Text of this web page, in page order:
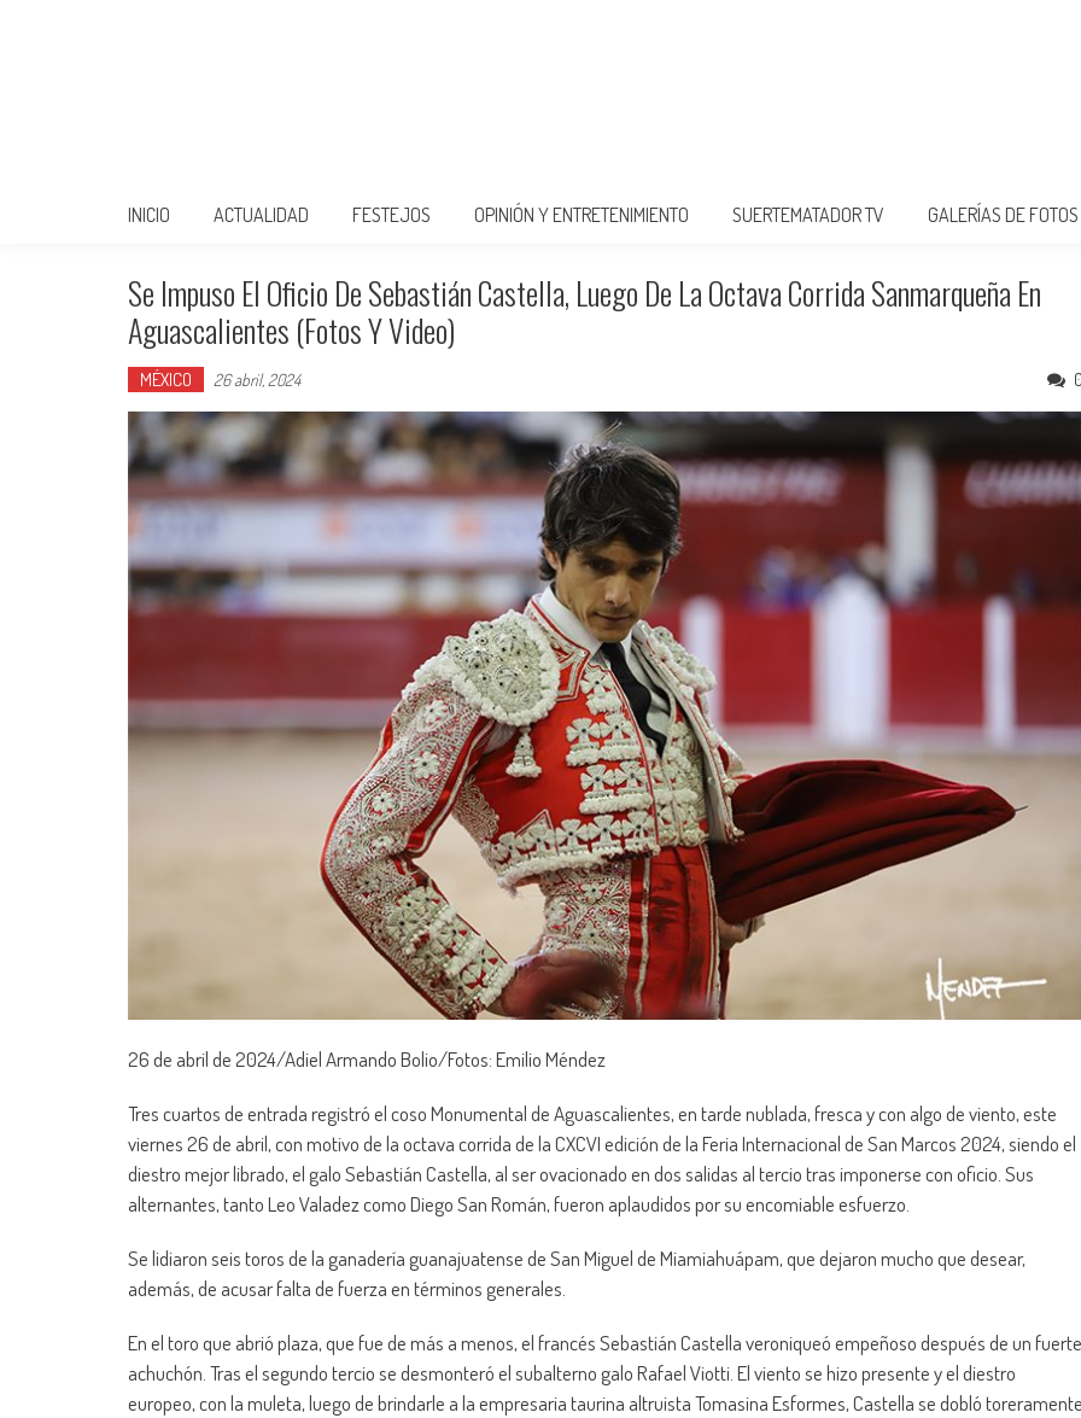
INICIO ACTUALIDAD FESTEJOS OPINIÓN Y ENTRETENIMIENTO SUERTEMATADOR TV GALERÍAS DE FOTOS
Se Impuso El Oficio De Sebastián Castella, Luego De La Octava Corrida Sanmarqueña En
Aguascalientes (Fotos Y Video)
MÉXICO 26 abril, 2024
26 de abril de 2024/Adiel Armando Bolio/Fotos: Emilio Méndez
Tres cuartos de entrada registró el coso Monumental de Aguascalientes, en tarde nublada, fresca y con algo de viento, este
viernes 26 de abril, con motivo de la octava corrida de la CXCVI edición de la Feria Internacional de San Marcos 2024, siendo el
diestro mejor librado, el galo Sebastián Castella, al ser ovacionado en dos salidas al tercio tras imponerse con oficio. Sus
alternantes, tanto Leo Valadez como Diego San Román, fueron aplaudidos por su encomiable esfuerzo.
Se lidiaron seis toros de la ganadería guanajuatense de San Miguel de Miamiahuápam, que dejaron mucho que desear,
además, de acusar falta de fuerza en términos generales.
En el toro que abrió plaza, que fue de más a menos, el francés Sebastián Castella veroniqueó empeñoso después de un fuerte
achuchón. Tras el segundo tercio se desmonteró el subalterno galo Rafael Viotti. El viento se hizo presente y el diestro
europeo, con la muleta, luego de brindarle a la empresaria taurina altruista Tomasina Esformes, Castella se dobló